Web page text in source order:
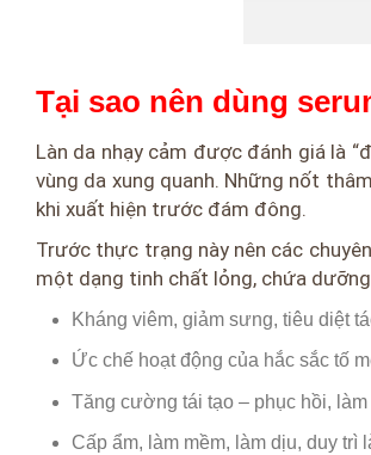
Tại sao nên dùng
Làn da nhạy cảm được đánh giá là
vùng da xung quanh. Những nốt
khi xuất hiện trước đám đông.
Trước thực trạng này nên các
một dạng tinh chất lỏng, chứa
Kháng viêm, giảm sưng, tiêu diệt
Ức chế hoạt động của hắc sắc tố
Tăng cường tái tạo – phục hồi,
Cấp ẩm, làm mềm, làm dịu, duy trì